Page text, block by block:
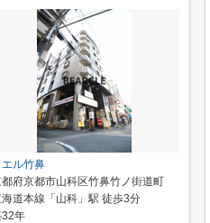
エル竹鼻
府京都市山科区竹鼻竹ノ街道町
道本線「山科」駅 徒歩3分
32年